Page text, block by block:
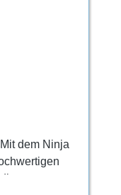
dem Ninja